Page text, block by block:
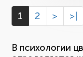
1 2 > >|
В психологии